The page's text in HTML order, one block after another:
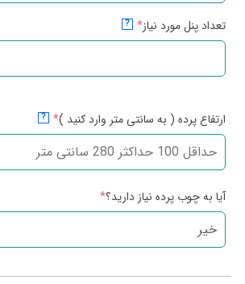
تعداد پنل مورد نیاز*
?
ارتفاع پرده ( به سانتی متر وارد کنید )*
?
آیا به چوب پرده نیاز دارید؟*